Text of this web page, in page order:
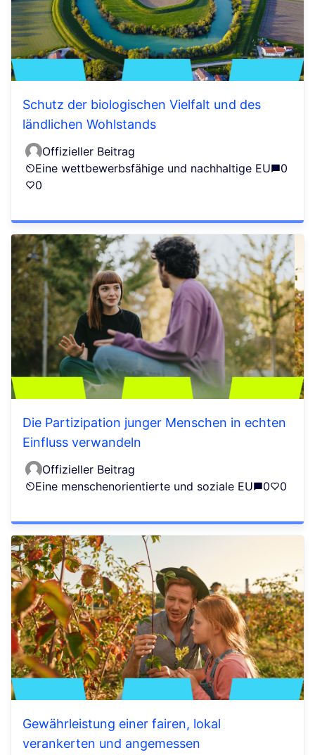
Schutz der biologischen Vielfalt und des
ländlichen Wohlstands
Offizieller Beitrag
Eine wettbewerbsfähige und nachhaltige EU
0
0
Die Partizipation junger Menschen in echten
Einfluss verwandeln
Offizieller Beitrag
Eine menschenorientierte und soziale EU
0 0
Gewährleistung einer fairen, lokal
verankerten und angemessen